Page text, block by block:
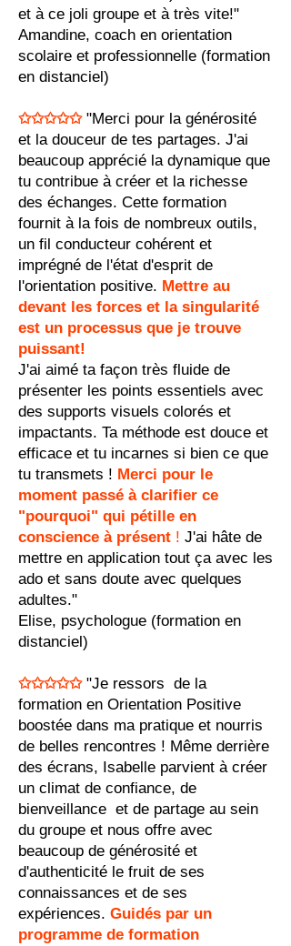
et à ce joli groupe et à très vite!"
Amandine, coach en orientation
scolaire et professionnelle (formation
en distanciel)
✩✩✩✩✩"Merci pour la générosité
et la douceur de tes partages. J'ai
beaucoup apprécié la dynamique que
tu contribue à créer et la richesse
des échanges. Cette formation
fournit à la fois de nombreux outils,
un fil conducteur cohérent et
imprégné de l'état d'esprit de
l'orientation positive. Mettre au
devant les forces et la singularité
est un processus que je trouve
puissant!
J'ai aimé ta façon très fluide de
présenter les points essentiels avec
des supports visuels colorés et
impactants. Ta méthode est douce et
efficace et tu incarnes si bien ce que
tu transmets ! Merci pour le
moment passé à clarifier ce
"pourquoi" qui pétille en
conscience à présent ! J'ai hâte de
mettre en application tout ça avec les
ado et sans doute avec quelques
adultes."
Elise, psychologue (formation en
distanciel)
✩✩✩✩✩"Je ressors de la
formation en Orientation Positive
boostée dans ma pratique et nourris
de belles rencontres ! Même derrière
des écrans, Isabelle parvient à créer
un climat de confiance, de
bienveillance et de partage au sein
du groupe et nous offre avec
beaucoup de générosité et
d'authenticité le fruit de ses
connaissances et de ses
expériences. Guidés par un
programme de formation